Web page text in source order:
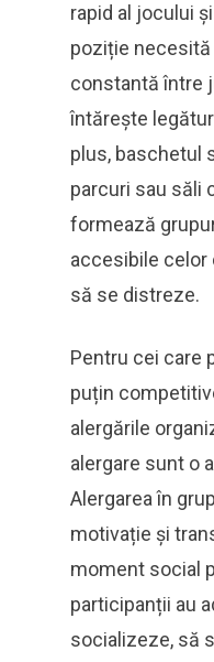
rapid al jocului
poziție
constantă între
întărește
plus, baschetul
parcuri sau săli
formează
accesibile celor
să se distreze.
Pentru cei care
puțin
alergările
alergare sunt o
Alergarea în
motivație și
moment social
participanții au
socializeze, să